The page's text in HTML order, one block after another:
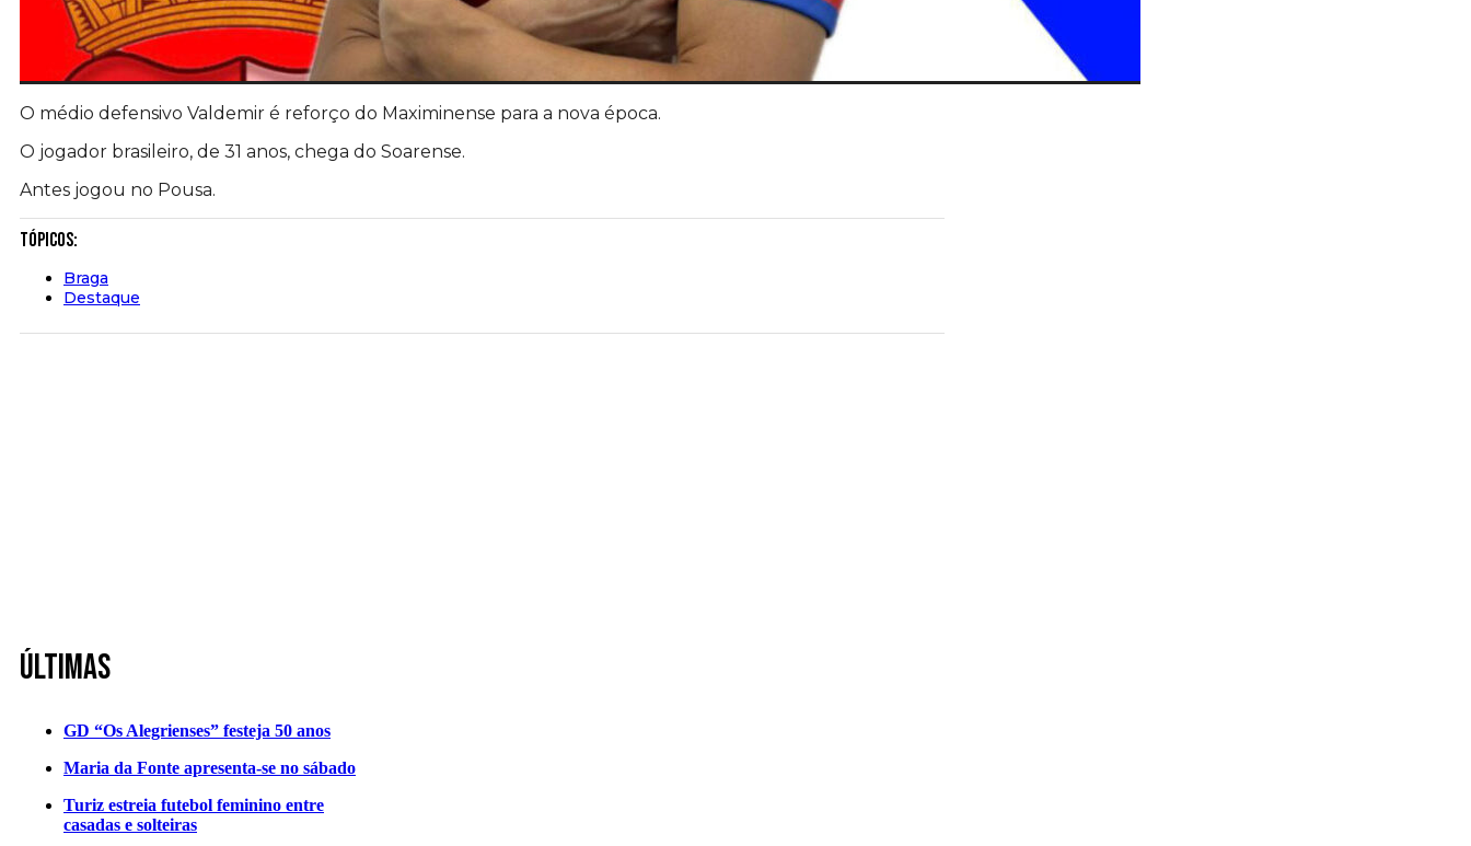
O médio defensivo Valdemir é reforço do Maximinense para a nova época.
O jogador brasileiro, de 31 anos, chega do Soarense.
Antes jogou no Pousa.
Tópicos:
Braga
Destaque
Últimas
GD “Os Alegrienses” festeja 50 anos
Maria da Fonte apresenta-se no sábado
Turiz estreia futebol feminino entre
casadas e solteiras